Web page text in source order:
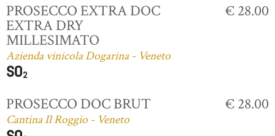
PROSECCO EXTRA DOC
EXTRA DRY
MILLESIMATO
Azienda vinicola Dogarina - Veneto
€ 28.00
PROSECCO DOC BRUT
Cantina Il Roggio - Veneto
€ 28.00